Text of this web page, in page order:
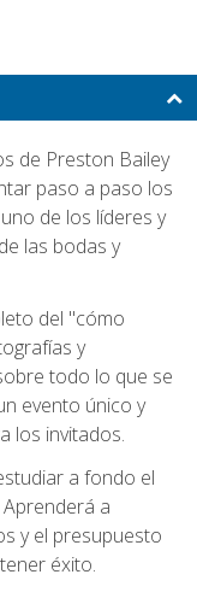
de Preston Bailey
paso a paso los
de los líderes y
las bodas y
del "cómo
y
todo lo que se
evento único y
los invitados.
a fondo el
a
y el presupuesto
éxito.